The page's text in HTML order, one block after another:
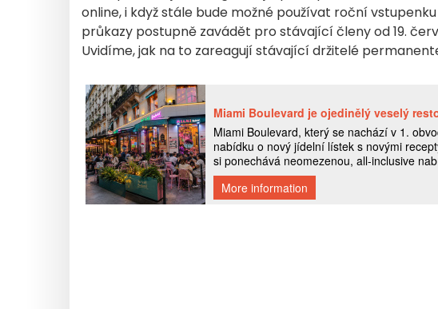
online, i když stále bude možné používat roční
průkazy postupně zavádět pro stávající členy od 19.
Uvidíme, jak na to zareagují stávající držitelé